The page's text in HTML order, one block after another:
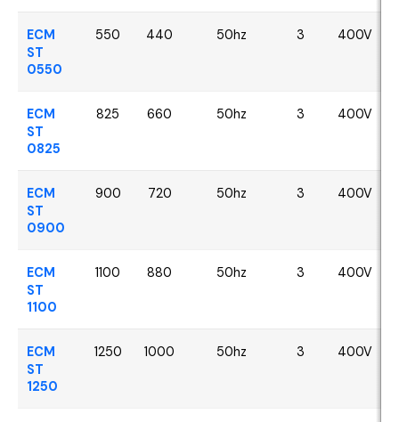
ECM
ST
0550
550 440 50hz 3 400V
ECM
ST
0825
825 660 50hz 3 400V
ECM
ST
0900
900 720 50hz 3 400V
ECM
ST
1100
1100 880 50hz 3 400V
ECM
ST
1250
1250 1000 50hz 3 400V